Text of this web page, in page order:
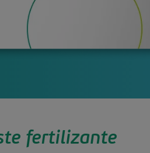
fertilizante